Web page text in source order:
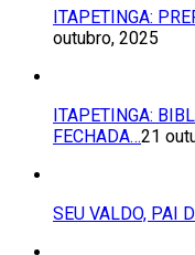
ITAPETINGA:
outubro, 2025
ITAPETINGA:
FECHADA…21
SEU VALDO, PAI